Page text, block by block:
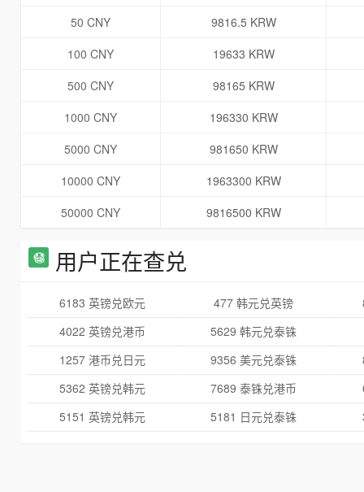
50 CNY
9816.5 KRW
100 CNY
19633 KRW
500 CNY
98165 KRW
1000 CNY
196330 KRW
5000 CNY
981650 KRW
10000 CNY
1963300 KRW
50000 CNY
9816500 KRW
用户正在查兑
6183 英镑兑欧元 477 韩元兑英镑
4022 英镑兑港币
5629 韩元兑泰铢
1257 港币兑日元
9356 美元兑泰铢
5362 英镑兑韩元
7689 泰铢兑港币
5151 英镑兑韩元
5181 日元兑泰铢